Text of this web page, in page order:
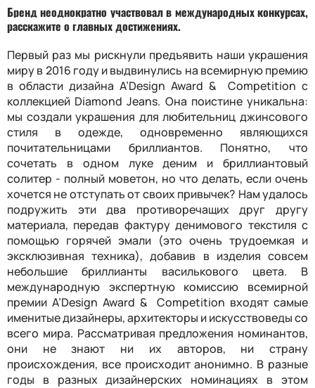
Бренд неоднократно участвовал в международных конкурсах,
расскажите о главных достижениях.
Первый раз мы рискнули предъявить наши украшения
миру в 2016 году и выдвинулись на всемирную премию
в области дизайна A’Design Award & Competition с
коллекцией Diamond Jeans. Она поистине уникальна:
мы создали украшения для любительниц джинсового
стиля в одежде, одновременно являющихся
почитательницами бриллиантов. Понятно, что
сочетать в одном луке деним и бриллиантовый
солитер - полный моветон, но что делать, если очень
хочется не отступать от своих привычек? Нам удалось
подружить эти два противоречащих друг другу
материала, передав фактуру денимового текстиля с
помощью горячей эмали (это очень трудоемкая и
эксклюзивная техника), добавив в изделия совсем
небольшие бриллианты василькового цвета. В
международную экспертную комиссию всемирной
премии A’Design Award & Competition входят самые
именитые дизайнеры, архитекторы и искусствоведы со
всего мира. Рассматривая предложения номинантов,
они не знают ни их авторов, ни страну
происхождения, все происходит анонимно. В разные
годы в разных дизайнерских номинациях в этом